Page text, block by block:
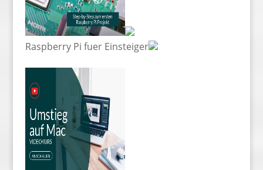
Raspberry Pi fuer Einsteiger